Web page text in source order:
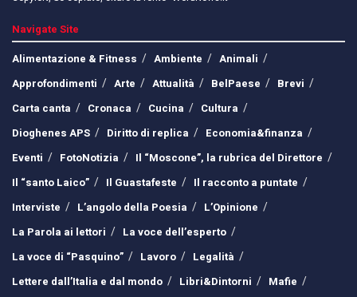
Navigate Site
Alimentazione & Fitness
Ambiente
Animali
Approfondimenti
Arte Attualità BelPaese
Brevi
Carta canta
Cronaca Cucina
Cultura
Dioghenes APS
Diritto di replica
Economia&finanza
Eventi
FotoNotizia
Il “Moscone”, la rubrica del Direttore
Il “santo Laico”
Il Guastafeste
Il racconto a puntate
Interviste
L’angolo della Poesia
L’Opinione
La Parola ai lettori
La voce dell’esperto
La voce di “Pasquino”
Lavoro
Legalità
Lettere dall’Italia e dal mondo
Libri&Dintorni
Mafie